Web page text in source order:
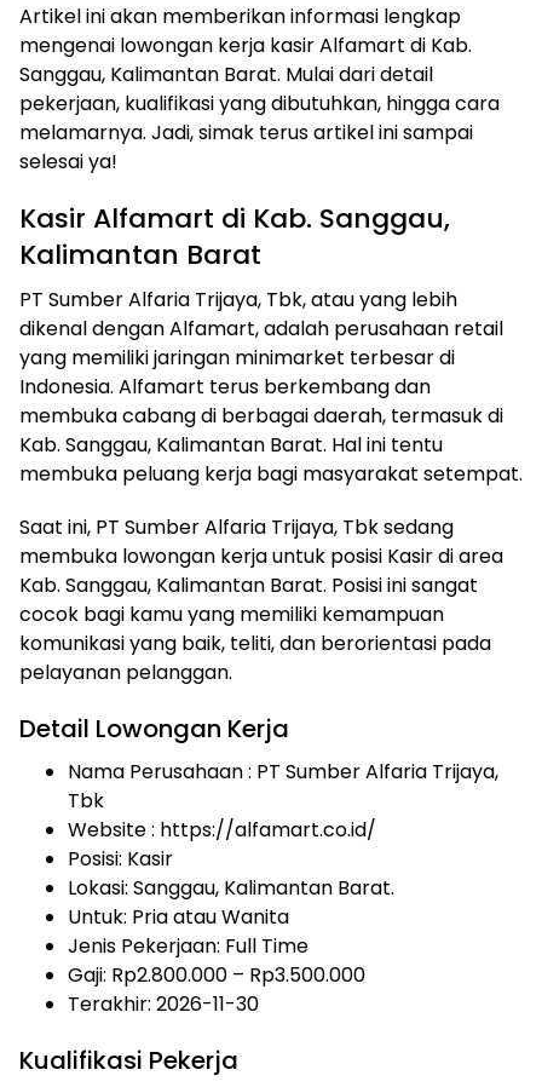
Artikel ini akan memberikan informasi lengkap
mengenai lowongan kerja kasir Alfamart di Kab.
Sanggau, Kalimantan Barat. Mulai dari detail
pekerjaan, kualifikasi yang dibutuhkan, hingga cara
melamarnya. Jadi, simak terus artikel ini sampai
selesai ya!
Kasir Alfamart di Kab. Sanggau,
Kalimantan Barat
PT Sumber Alfaria Trijaya, Tbk, atau yang lebih
dikenal dengan Alfamart, adalah perusahaan retail
yang memiliki jaringan minimarket terbesar di
Indonesia. Alfamart terus berkembang dan
membuka cabang di berbagai daerah, termasuk di
Kab. Sanggau, Kalimantan Barat. Hal ini tentu
membuka peluang kerja bagi masyarakat setempat.
Saat ini, PT Sumber Alfaria Trijaya, Tbk sedang
membuka lowongan kerja untuk posisi Kasir di area
Kab. Sanggau, Kalimantan Barat. Posisi ini sangat
cocok bagi kamu yang memiliki kemampuan
komunikasi yang baik, teliti, dan berorientasi pada
pelayanan pelanggan.
Detail Lowongan Kerja
Nama Perusahaan : PT Sumber Alfaria Trijaya,
Tbk
Website : https://alfamart.co.id/
Posisi: Kasir
Lokasi: Sanggau, Kalimantan Barat.
Untuk: Pria atau Wanita
Jenis Pekerjaan: Full Time
Gaji: Rp2.800.000 – Rp3.500.000
Terakhir: 2026-11-30
Kualifikasi Pekerja